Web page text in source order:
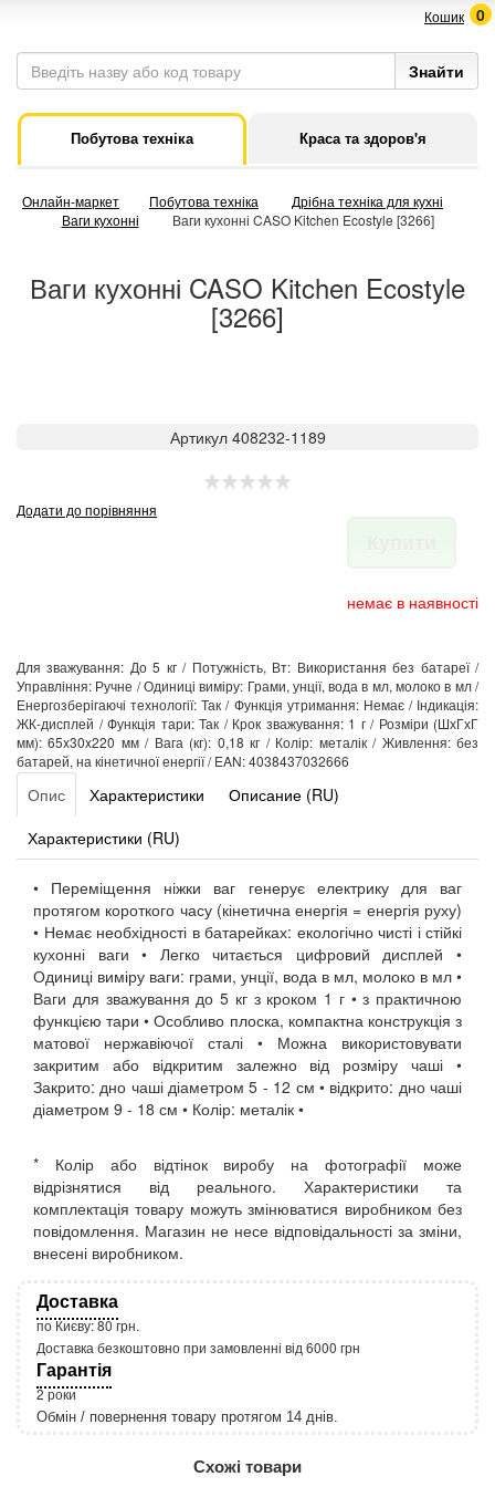
Кошик 0
Побутова техніка Краса та здоров'я
Онлайн-маркет Побутова техніка
Дрібна техніка для кухні
Ваги кухонні
Ваги кухонні CASO Kitchen Ecostyle [3266]
Ваги кухонні CASO Kitchen Ecostyle
[3266]
Артикул 408232-1189
Додати до порівняння
немає в наявності
Для зважування: До 5 кг / Потужність, Вт: Використання без батареї /
Управління: Ручне / Одиниці виміру: Грами, унції, вода в мл, молоко в мл /
Енергозберігаючі технології: Так / Функція утримання: Немає / Індикація:
ЖК-дисплей / Функція тари: Так / Крок зважування: 1 г / Розміри (ШхГхГ
мм): 65x30x220 мм / Вага (кг): 0,18 кг / Колір: металік / Живлення: без
батарей, на кінетичної енергії / EAN: 4038437032666
Опис Характеристики
Описание (RU)
Характеристики (RU)
• Переміщення ніжки ваг генерує електрику для ваг
протягом короткого часу (кінетична енергія = енергія руху)
• Немає необхідності в батарейках: екологічно чисті і стійкі
кухонні ваги • Легко читається цифровий дисплей •
Одиниці виміру ваги: грами, унції, вода в мл, молоко в мл •
Ваги для зважування до 5 кг з кроком 1 г • з практичною
функцією тари • Особливо плоска, компактна конструкція з
матової нержавіючої сталі • Можна використовувати
закритим або відкритим залежно від розміру чаші •
Закрито: дно чаші діаметром 5 - 12 см • відкрито: дно чаші
діаметром 9 - 18 см • Колір: металік •
* Колір або відтінок виробу на фотографії може
відрізнятися від реального. Характеристики та
комплектація товару можуть змінюватися виробником без
повідомлення. Магазин не несе відповідальності за зміни,
внесені виробником.
Доставка
по Києву: 80 грн.
Доставка безкоштовно при замовленні від 6000 грн
Гарантія
2 роки
Обмін / повернення товару протягом 14 днів.
Схожі товари